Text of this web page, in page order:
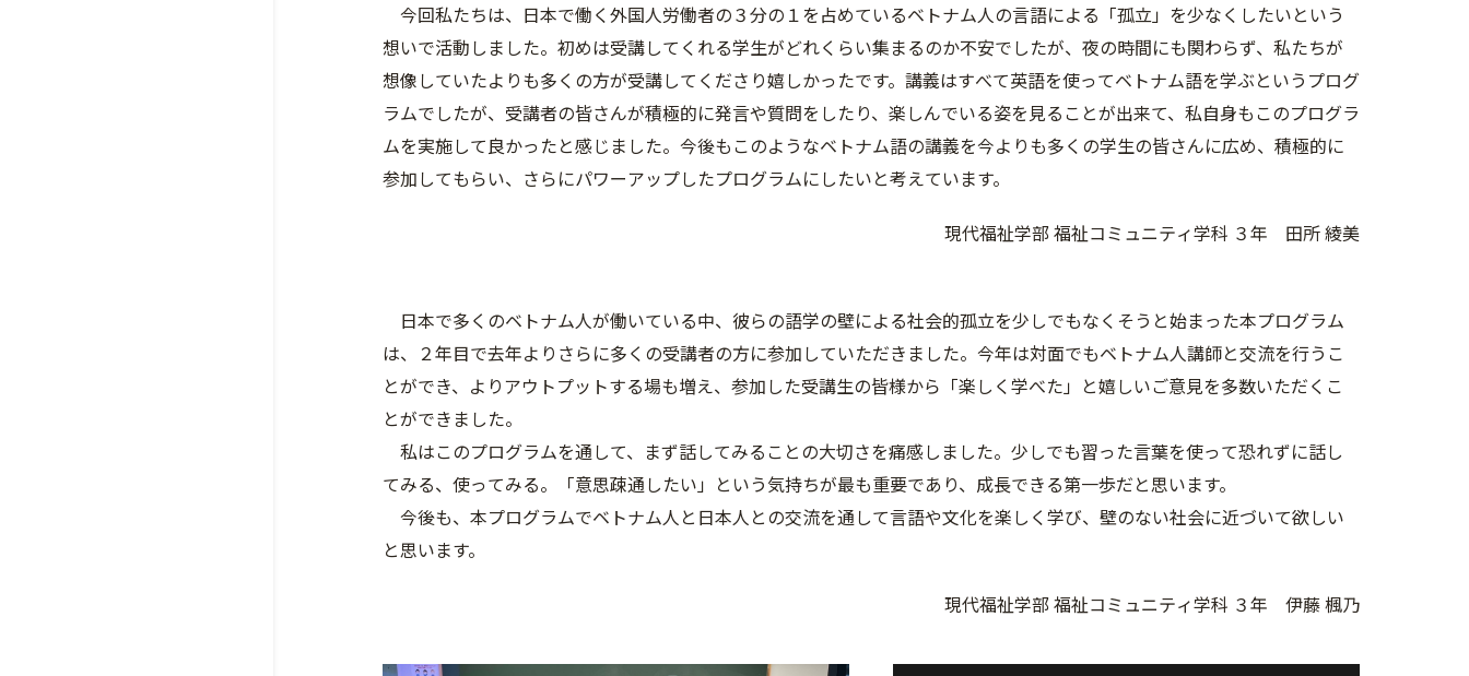
今回私たちは、日本で働く外国人労働者の３分の１を占めているベトナム人の言語による「孤立」を少なくしたいという
想いで活動しました。初めは受講してくれる学生がどれくらい集まるのか不安でしたが、夜の時間にも関わらず、私たちが
想像していたよりも多くの方が受講してくださり嬉しかったです。講義はすべて英語を使ってベトナム語を学ぶというプログ
ラムでしたが、受講者の皆さんが積極的に発言や質問をしたり、楽しんでいる姿を見ることが出来て、私自身もこのプログラ
ムを実施して良かったと感じました。今後もこのようなベトナム語の講義を今よりも多くの学生の皆さんに広め、積極的に
参加してもらい、さらにパワーアップしたプログラムにしたいと考えています。
現代福祉学部 福祉コミュニティ学科 ３年 田所 綾美
日本で多くのベトナム人が働いている中、彼らの語学の壁による社会的孤立を少しでもなくそうと始まった本プログラム
は、２年目で去年よりさらに多くの受講者の方に参加していただきました。今年は対面でもベトナム人講師と交流を行うこ
とができ、よりアウトプットする場も増え、参加した受講生の皆様から「楽しく学べた」と嬉しいご意見を多数いただくこ
とができました。
私はこのプログラムを通して、まず話してみることの大切さを痛感しました。少しでも習った言葉を使って恐れずに話し
てみる、使ってみる。「意思疎通したい」という気持ちが最も重要であり、成長できる第一歩だと思います。
今後も、本プログラムでベトナム人と日本人との交流を通して言語や文化を楽しく学び、壁のない社会に近づいて欲しい
と思います。
現代福祉学部 福祉コミュニティ学科 ３年 伊藤 楓乃